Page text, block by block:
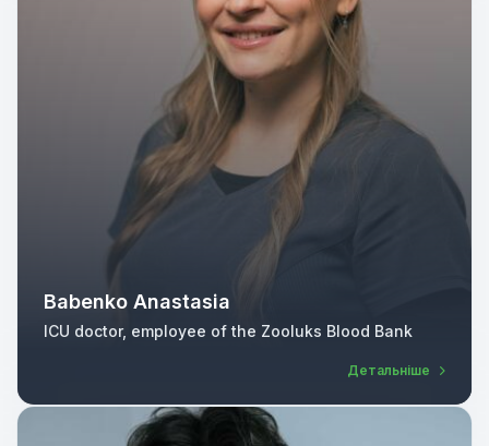
Babenko Anastasia
ICU doctor, employee of the Zooluks Blood Bank
Детальніше